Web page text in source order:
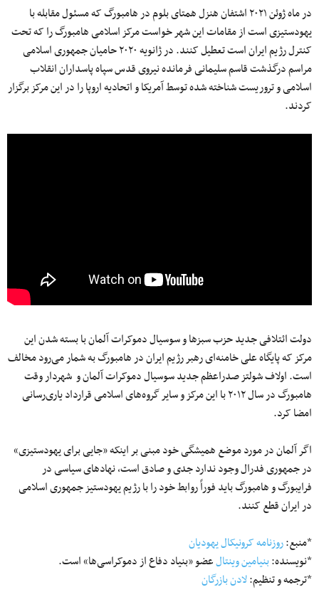
در ماه ژوئن ۲۰۲۱ اشتفان هنزل همتای بلوم در هامبورگ که مسئول مقابله با
یهود‌ستیزی است از مقامات این شهر خواست مرکز اسلامی هامبورگ را که تحت
کنترل رژیم ایران است تعطیل کنند. در ژانویه ۲۰۲۰ حامیان جمهوری اسلامی
مراسم درگذشت قاسم سلیمانی فرمانده نیروی قدس سپاه پاسداران انقلاب
اسلامی و تروریست شناخته شده توسط آمریکا و اتحادیه اروپا را در این مرکز برگزار
کردند.
دولت ائتلافی جدید حزب سبزها و سوسیال دموکرات آلمان با بسته شدن این
مرکز که پایگاه علی خامنه‌ای رهبر رژیم ایران در هامبورگ به شمار می‌رود مخالف
است. اولاف شولتز صدراعظم جدید سوسیال دموکرات آلمان و شهردار وقت
هامبورگ در سال ۲۰۱۲ با این مرکز و سایر گروه‌های اسلامی قرارداد یاری‌رسانی
امضا کرد.
اگر آلمان در مورد موضع همیشگی خود مبنی بر اینکه «جایی برای یهودستیزی»
در جمهوری فدرال وجود ندارد جدی و صادق است، نهادهای سیاسی در
فرایبورگ و هامبورگ باید فوراً روابط خود را با رژیم یهودستیز جمهوری اسلامی
در ایران قطع کنند.
*منبع:روزنامه کرونیکال یهودیان
*نویسنده:بنیامین وینتالعضو «بنیاد دفاع از دموکراسی‌ها» است.
*ترجمه و تنظیم:لادن بازرگان